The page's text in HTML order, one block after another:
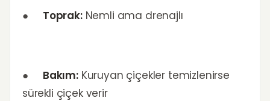
● Toprak:Nemli ama drenajlı
● Bakım:Kuruyan çiçekler temizlenirse
sürekli çiçek verir